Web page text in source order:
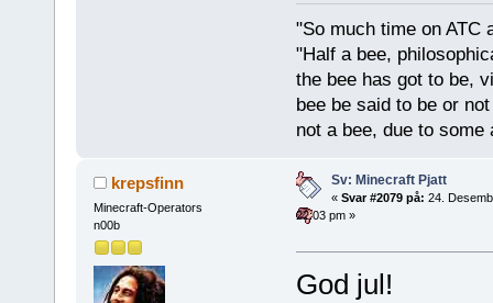
"So much time on ATC
"Half a bee,
the bee has got to be,
bee be said to be or
not a bee, due to some
krepsfinn
Minecraft-Operators
n00b
Sv: Minecraft Pjatt
« Svar #2079 på: 24.
22:03 pm »
God jul!